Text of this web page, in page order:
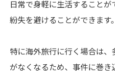
日常で身軽に生活すること
紛失を避けることができます。
特に海外旅行に行く場合は
がなくなるため、事件に巻